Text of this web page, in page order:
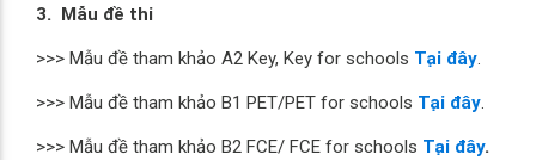
3. Mẫu đề thi
>>> Mẫu đề tham khảo A2 Key, Key for schools Tại đây.
>>> Mẫu đề tham khảo B1 PET/PET for schools Tại đây.
>>> Mẫu đề tham khảo B2 FCE/ FCE for schools Tại đây.